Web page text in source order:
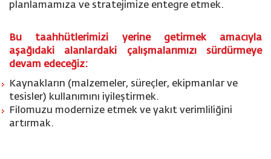
planlamamıza ve stratejimize entegre etmek.
Bu taahhütlerimizi yerine getirmek amacıyla
aşağıdaki alanlardaki çalışmalarımızı sürdürmeye
devam edeceğiz:
Kaynakların (malzemeler, süreçler, ekipmanlar ve
tesisler) kullanımını iyileştirmek.
Filomuzu modernize etmek ve yakıt verimliliğini
artırmak.